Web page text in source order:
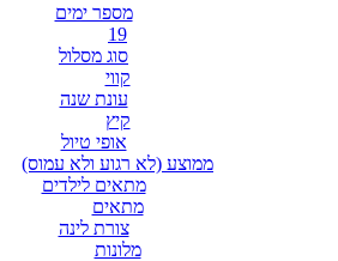
מספר ימים
19
סוג מסלול
קווי
עונת שנה
קיץ
אופי טיול
ממוצע (לא רגוע ולא עמוס)
מתאים לילדים
מתאים
צורת לינה
מלונות